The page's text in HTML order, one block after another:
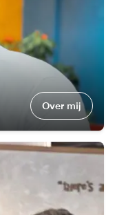
Over mij